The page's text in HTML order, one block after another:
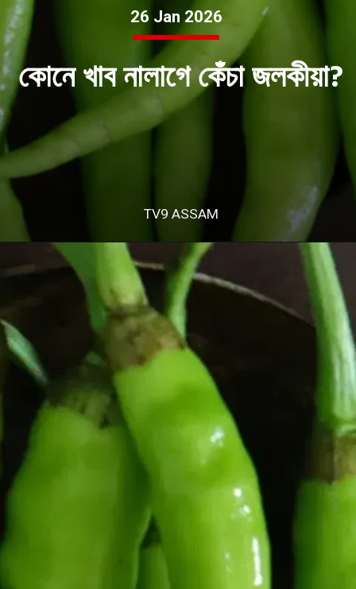
কোনে খাব নালাগে কেঁচা জলকীয়া?
26 Jan 2026
TV9 ASSAM